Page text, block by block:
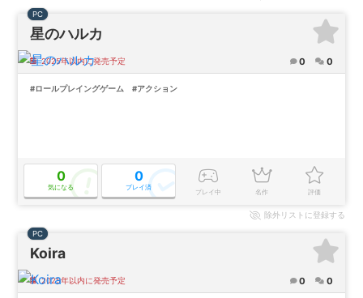
星のハルカ
PC
2025年以内に発売予定 0 0
#ロールプレイングゲーム #アクション
0
気になる
0
プレイ済
プレイ中 名作 評価
除外リストに登録する
Koira
PC
2025年以内に発売予定 0 0